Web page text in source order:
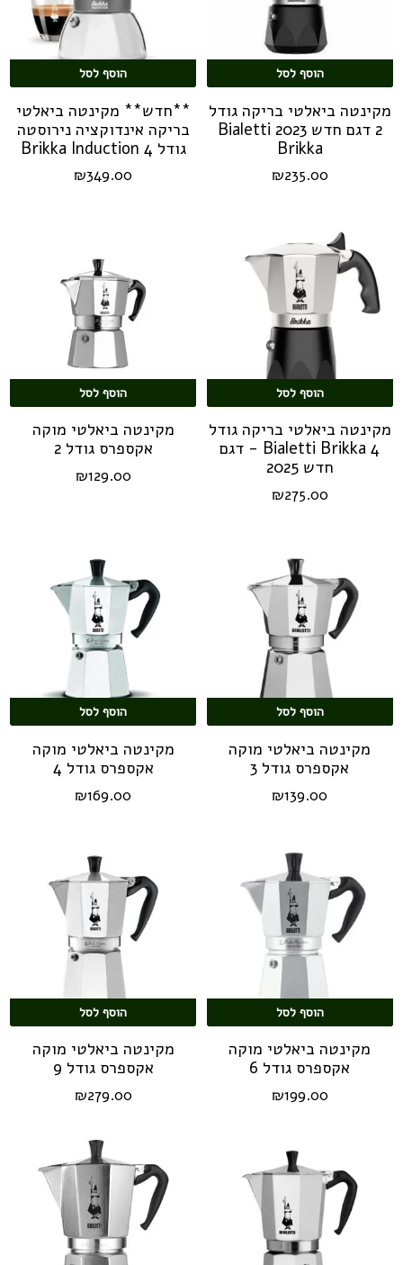
הוסף לסל
מקינטה ביאלטי בריקה גודל
2 דגם חדש 2023 Bialetti
Brikka
₪235.00
הוסף לסל
**חדש** מקינטה ביאלטי
בריקה אינדוקציה נירוסטה
גודל 4 Brikka Induction
₪349.00
הוסף לסל
מקינטה ביאלטי בריקה גודל
4 Bialetti Brikka - דגם
חדש 2025
₪275.00
הוסף לסל
מקינטה ביאלטי מוקה
אקספרס גודל 2
₪129.00
הוסף לסל
מקינטה ביאלטי מוקה
אקספרס גודל 3
₪139.00
הוסף לסל
מקינטה ביאלטי מוקה
אקספרס גודל 4
₪169.00
הוסף לסל
מקינטה ביאלטי מוקה
אקספרס גודל 6
₪199.00
הוסף לסל
מקינטה ביאלטי מוקה
אקספרס גודל 9
₪279.00